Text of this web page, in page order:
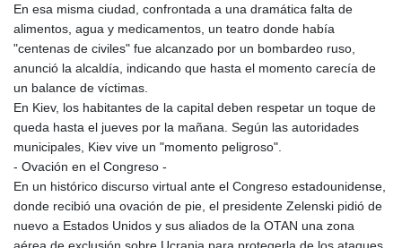
En esa misma ciudad, confrontada a una dramática falta de
alimentos, agua y medicamentos, un teatro donde había
"centenas de civiles" fue alcanzado por un bombardeo ruso,
anunció la alcaldía, indicando que hasta el momento carecía de
un balance de víctimas.
En Kiev, los habitantes de la capital deben respetar un toque de
queda hasta el jueves por la mañana. Según las autoridades
municipales, Kiev vive un "momento peligroso".
- Ovación en el Congreso -
En un histórico discurso virtual ante el Congreso estadounidense,
donde recibió una ovación de pie, el presidente Zelenski pidió de
nuevo a Estados Unidos y sus aliados de la OTAN una zona